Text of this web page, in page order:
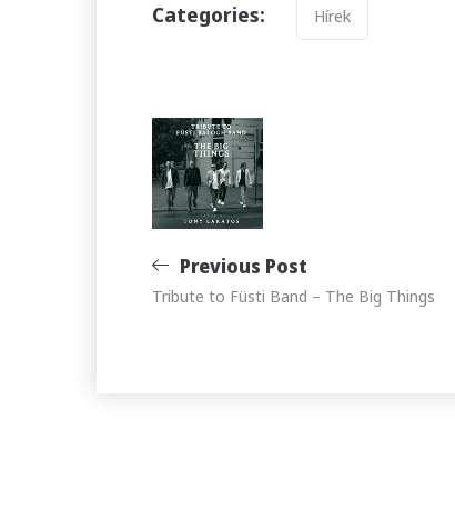
Categories: Hírek
Bejegyzés
navigáció
Previous Post
Tribute to Füsti Band – The Big Things